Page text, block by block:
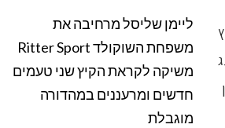
ליימן שליסל מרחיבה את
משפחת השוקולד Ritter Sport
משיקה לקראת הקיץ שני טעמים
חדשים ומרעננים במהדורה
מוגבלת